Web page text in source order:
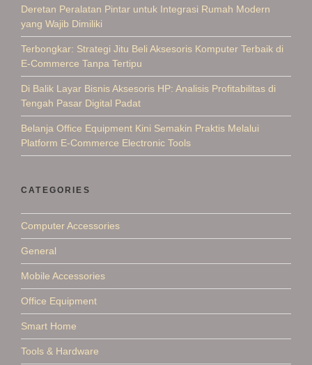
Deretan Peralatan Pintar untuk Integrasi Rumah Modern
yang Wajib Dimiliki
Terbongkar: Strategi Jitu Beli Aksesoris Komputer Terbaik di
E-Commerce Tanpa Tertipu
Di Balik Layar Bisnis Aksesoris HP: Analisis Profitabilitas di
Tengah Pasar Digital Padat
Belanja Office Equipment Kini Semakin Praktis Melalui
Platform E-Commerce Electronic Tools
CATEGORIES
Computer Accessories
General
Mobile Accessories
Office Equipment
Smart Home
Tools & Hardware